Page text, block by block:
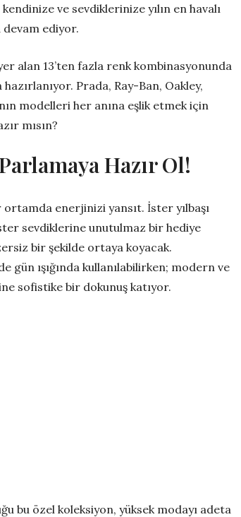
ve sevdiklerinize yılın en havalı
ediyor.
alan 13’ten fazla renk kombinasyonunda
Prada, Ray-Ban, Oakley,
modelleri her anına eşlik etmek için
mısın?
Hazır Ol!
enerjinizi yansıt. İster yılbaşı
sevdiklerine unutulmaz bir hediye
bir şekilde ortaya koyacak.
gün ışığında kullanılabilirken; modern ve
sofistike bir dokunuş katıyor.
bu özel koleksiyon, yüksek modayı adeta